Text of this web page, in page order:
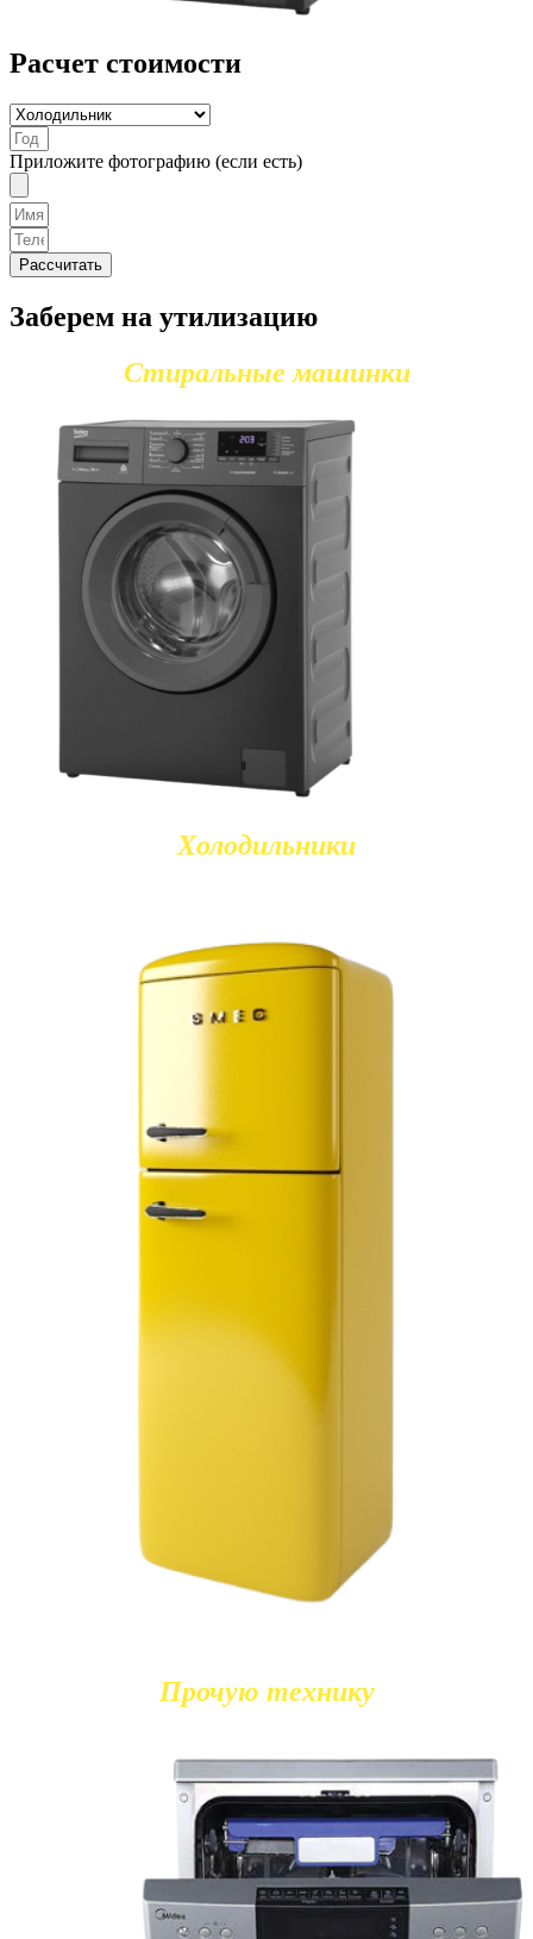
Расчет стоимости
Приложите фотографию (если есть)
Рассчитать
Заберем на утилизацию
Стиральные машинки
Холодильники
Прочую технику